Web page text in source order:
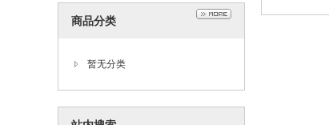
商品分类
暂无分类